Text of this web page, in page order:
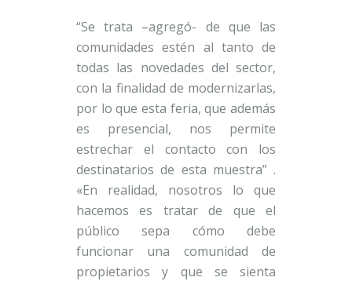
“Se trata –agregó- de que las
comunidades estén al tanto de
todas las novedades del sector,
con la finalidad de modernizarlas,
por lo que esta feria, que además
es presencial, nos permite
estrechar el contacto con los
destinatarios de esta muestra” .
«En realidad, nosotros lo que
hacemos es tratar de que el
público sepa cómo debe
funcionar una comunidad de
propietarios y que se sienta